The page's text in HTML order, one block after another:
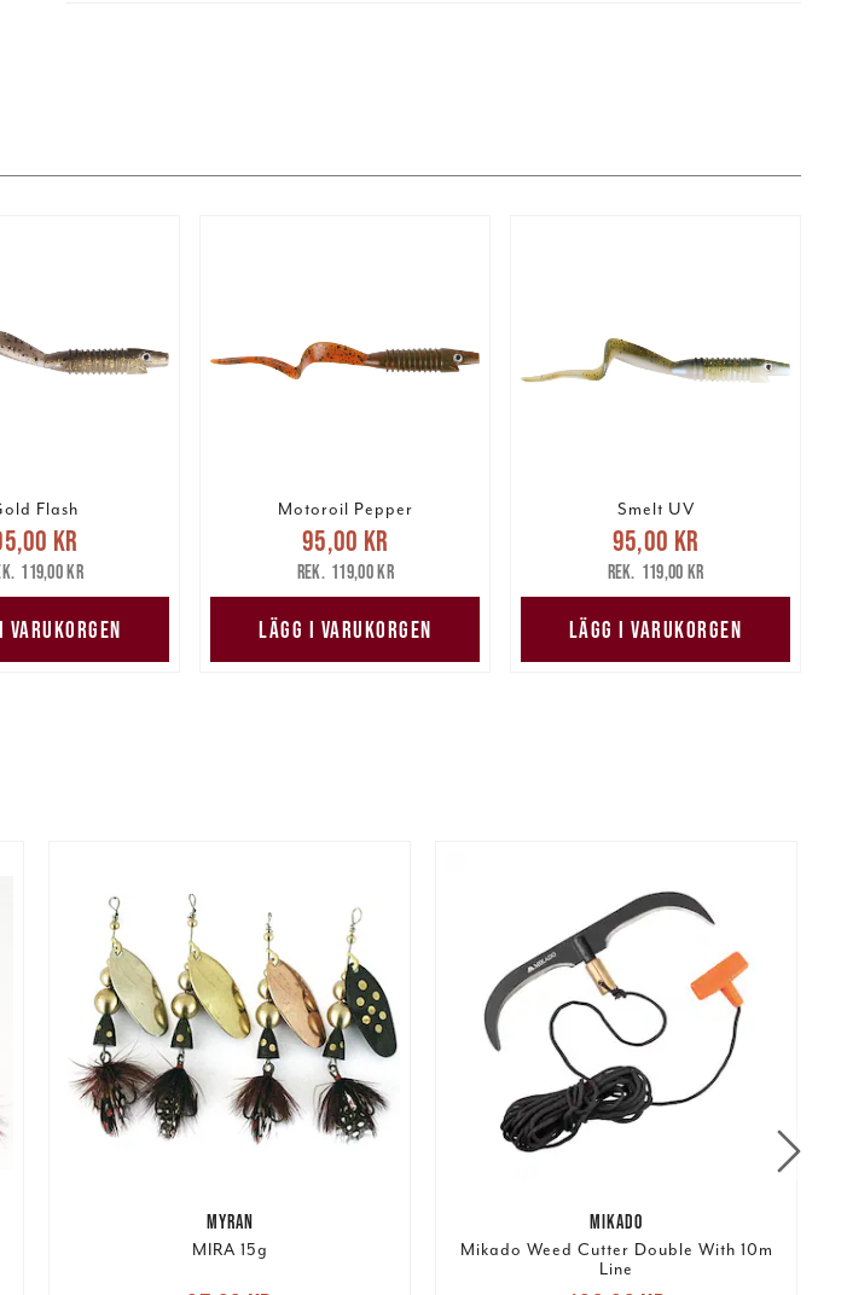
Flashpris
Tidigare pris
kr
kr
119,00 kr
VARUKORGEN
Motoroil Pepper
Nuvarande pris
95,00 krTidigare pris
119,00 kr
95,00 kr
119,00 kr
LÄGG I VARUKORGEN
Smelt UV
Nuvarande pris
95,00 krTidigare pris
119,00 kr
95,00 kr
119,00 kr
LÄGG I VARUKORGEN
MYRAN
MIRA 15g
MIKADO
Mikado Weed Cutter Double With 10m
Line